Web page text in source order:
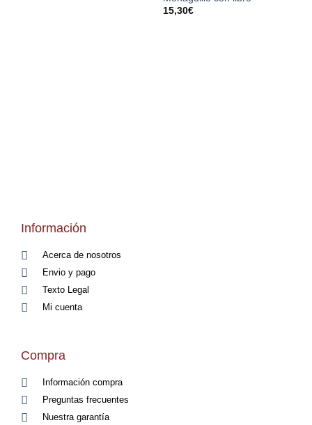
15,30€
Información
Acerca de nosotros
Envio y pago
Texto Legal
Mi cuenta
Compra
Información compra
Preguntas frecuentes
Nuestra garantía